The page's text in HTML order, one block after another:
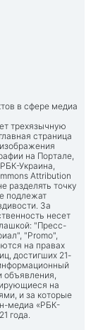
в сфере медиа
трехязычную
страница
на Портале,
Украина,
Attribution
разделять точку
подлежат
За
несет
"Пресс-
"Promo",
на правах
достигших 21-
объявления,
на
и за которые
медиа «РБК-
года.